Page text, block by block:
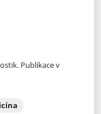
Publikace v